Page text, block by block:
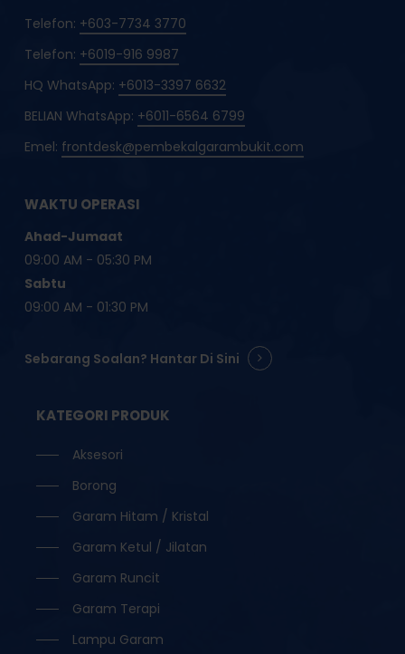
Telefon: +603-7734 3770
Telefon: +6019-916 9987
HQ WhatsApp: +6013-3397 6632
BELIAN WhatsApp: +6011-6564 6799
Emel: frontdesk@pembekalgarambukit.com
WAKTU OPERASI
Ahad-Jumaat
09:00 AM - 05:30 PM
Sabtu
09:00 AM - 01:30 PM
Sebarang Soalan? Hantar Di Sini
KATEGORI PRODUK
Aksesori
Borong
Garam Hitam / Kristal
Garam Ketul / Jilatan
Garam Runcit
Garam Terapi
Lampu Garam